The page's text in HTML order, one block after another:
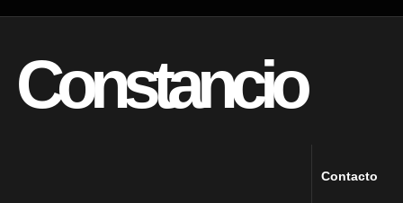
Constancio
Contacto